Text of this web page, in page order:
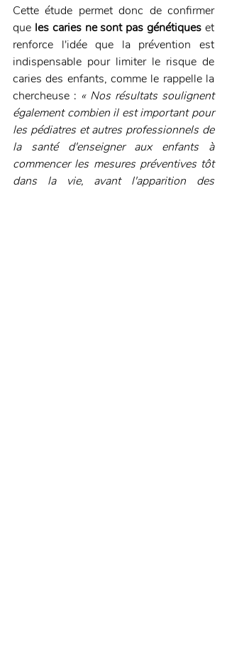
Cette étude permet donc de confirmer
que les caries ne sont pas génétiques et
renforce l'idée que la prévention est
indispensable pour limiter le risque de
caries des enfants, comme le rappelle la
chercheuse : « Nos résultats soulignent
également combien il est important pour
les pédiatres et autres professionnels de
la santé d'enseigner aux enfants à
commencer les mesures préventives tôt
dans la vie, avant l'apparition des